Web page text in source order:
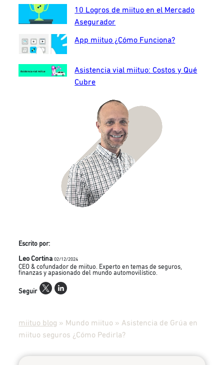
10 Logros de miituo en el Mercado
Asegurador
App miituo ¿Cómo Funciona?
Asistencia vial miituo: Costos y Qué
Cubre
Escrito por:
Leo Cortina 02/12/2024
CEO & cofundador de miituo. Experto en temas de seguros,
finanzas y apasionado del mundo automovilístico.
Seguir
miituo blog » Mundo miituo » Asistencia de Grúa en
miituo seguros ¿Cómo Pedirla?